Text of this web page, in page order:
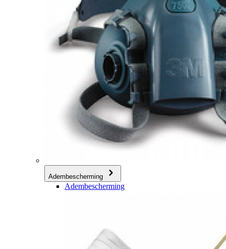
Adembescherming
Adembescherming